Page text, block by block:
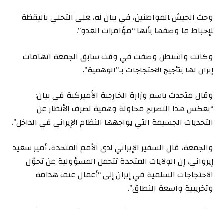
وحث ​الجيش ‍المواطنين، في بيان له، ‍على ⁠التحلي باليقظة
‍لإحباط ما وصفها بأنها “مؤامرات ‌العدو”.
وكانت واشنطن وصفت في وقت سابق الجمعة اتهامات
إيران لها بتأجيج الاحتجاجات بـ”الوهمية”.
وقال متحدث باسم وزارة الخارجية الأميركية في بيان:
“يعكس هذا التصريح محاولة وهمية لصرف الأنظار عن
التحديات الجسيمة التي يواجهها النظام الإيراني في الداخل”.
والجمعة، قال السفير الإيراني لدى الأمم المتحدة، أمير سعيد
إيرواني، إن الولايات المتحدة تتحمل المسؤولية عن تحوّل
الاحتجاجات السلمية في إيران إلى “أعمال عنف هدامة
وتخريبية واسعة النطاق”.